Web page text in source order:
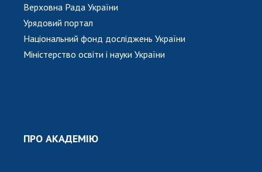
Верховна Рада України
Урядовий портал
Національний фонд досліджень України
Міністерство освіти і науки України
ПРО АКАДЕМІЮ